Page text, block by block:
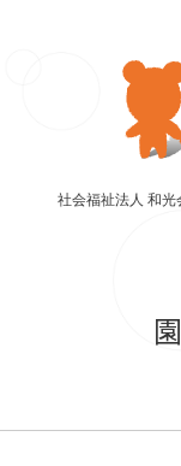
社会福祉法人 和